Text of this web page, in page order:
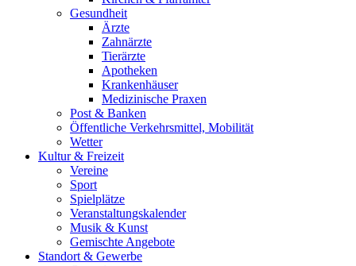
Gesundheit
Ärzte
Zahnärzte
Tierärzte
Apotheken
Krankenhäuser
Medizinische Praxen
Post & Banken
Öffentliche Verkehrsmittel, Mobilität
Wetter
Kultur & Freizeit
Vereine
Sport
Spielplätze
Veranstaltungskalender
Musik & Kunst
Gemischte Angebote
Standort & Gewerbe